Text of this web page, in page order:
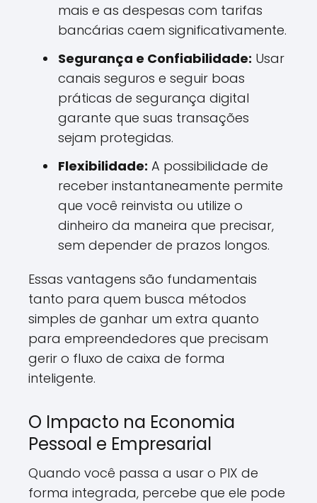
mais e as despesas com tarifas
bancárias caem significativamente.
Segurança e Confiabilidade: Usar
canais seguros e seguir boas
práticas de segurança digital
garante que suas transações
sejam protegidas.
Flexibilidade: A possibilidade de
receber instantaneamente permite
que você reinvista ou utilize o
dinheiro da maneira que precisar,
sem depender de prazos longos.
Essas vantagens são fundamentais
tanto para quem busca métodos
simples de ganhar um extra quanto
para empreendedores que precisam
gerir o fluxo de caixa de forma
inteligente.
O Impacto na Economia
Pessoal e Empresarial
Quando você passa a usar o PIX de
forma integrada, percebe que ele pode